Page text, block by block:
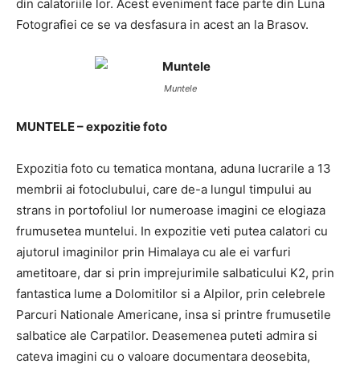
din calatoriile lor. Acest eveniment face parte din Luna
Fotografiei ce se va desfasura in acest an la Brasov.
Muntele
MUNTELE – expozitie foto
Expozitia foto cu tematica montana, aduna lucrarile a 13
membrii ai fotoclubului, care de-a lungul timpului au
strans in portofoliul lor numeroase imagini ce elogiaza
frumusetea muntelui. In expozitie veti putea calatori cu
ajutorul imaginilor prin Himalaya cu ale ei varfuri
ametitoare, dar si prin imprejurimile salbaticului K2, prin
fantastica lume a Dolomitilor si a Alpilor, prin celebrele
Parcuri Nationale Americane, insa si printre frumusetile
salbatice ale Carpatilor. Deasemenea puteti admira si
cateva imagini cu o valoare documentara deosebita,